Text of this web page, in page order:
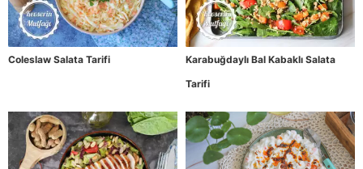
Coleslaw Salata Tarifi
Karabuğdaylı Bal Kabaklı Salata
Tarifi